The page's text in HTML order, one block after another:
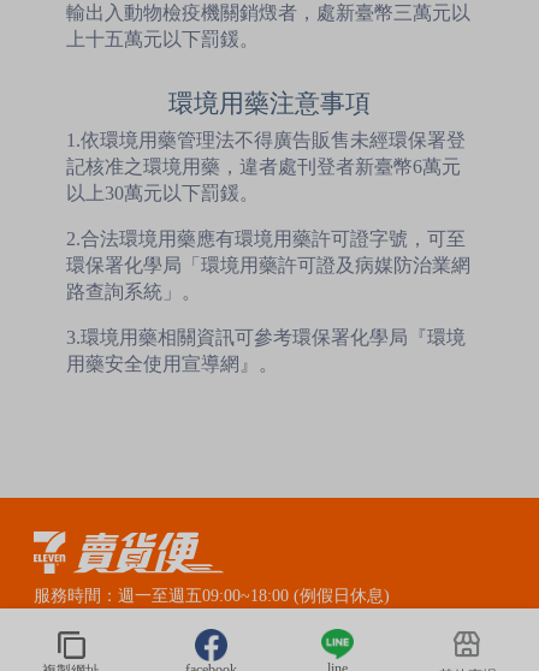
輸出入動物檢疫機關銷燬者，處新臺幣三萬元以
上十五萬元以下罰鍰。
環境用藥注意事項
1.依環境用藥管理法不得廣告販售未經環保署登
記核准之環境用藥，違者處刊登者新臺幣6萬元
以上30萬元以下罰鍰。
2.合法環境用藥應有環境用藥許可證字號，可至
環保署化學局「環境用藥許可證及病媒防治業網
路查詢系統」。
3.環境用藥相關資訊可參考環保署化學局『環境
用藥安全使用宣導網』。
服務時間：週一至週五09:00~18:00 (例假日休息)